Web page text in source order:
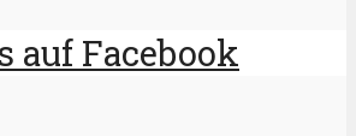
auf Facebook